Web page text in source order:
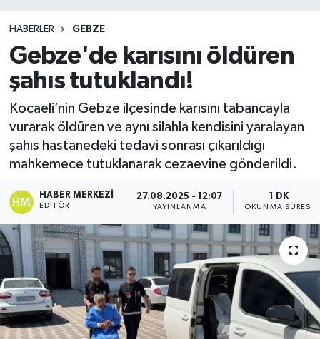
HABERLER GEBZE
Gebze'de karısını öldüren
şahıs tutuklandı!
Kocaeli’nin Gebze ilçesinde karısını tabancayla
vurarak öldüren ve aynı silahla kendisini yaralayan
şahıs hastanedeki tedavi sonrası çıkarıldığı
mahkemece tutuklanarak cezaevine gönderildi.
HABER MERKEZI
EDITÖR
27.08.2025 - 12:07
YAYINLANMA
1 DK
OKUNMA SÜRESI